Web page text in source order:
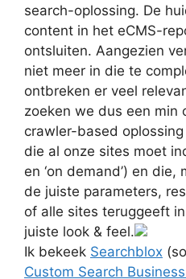
search-oplossing. De
content in het eCMS-
ontsluiten. Aangezien
niet meer in die te
ontbreken er veel
zoeken we dus een min
crawler-based
die al onze sites moet
en ‘on demand’) en
de juiste parameters,
of alle sites teruggeeft
juiste look & feel.
Ik bekeek Searchblox
Custom Search